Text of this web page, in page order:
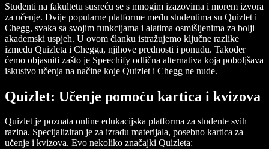
Studenti na fakultetu susreću se s mnogim izazovima i morem izvora
za učenje. Dvije popularne platforme među studentima su Quizlet i
Chegg, svaka sa svojim funkcijama i alatima osmišljenima za bolji
akademski uspjeh. U ovom članku istražujemo ključne razlike
između Quizleta i Chegga, njihove prednosti i ponudu. Također
ćemo objasniti zašto je Speechify odlična alternativa koja poboljšava
iskustvo učenja na načine koje Quizlet i Chegg ne nude.
Quizlet: Učenje pomoću kartica i kvizova
Quizlet je poznata online edukacijska platforma za studente svih
razina. Specijaliziran je za izradu materijala, posebno kartica za
učenje i kvizova. Evo nekoliko značajki Quizleta: